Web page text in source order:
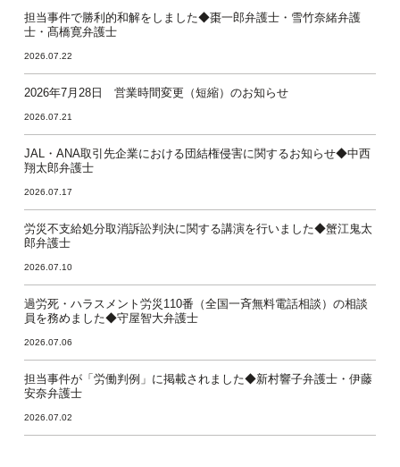
担当事件で勝利的和解をしました◆棗一郎弁護士・雪竹奈緒弁護
士・髙橋寛弁護士
2026.07.22
2026年7月28日 営業時間変更（短縮）のお知らせ
2026.07.21
JAL・ANA取引先企業における団結権侵害に関するお知らせ◆中西
翔太郎弁護士
2026.07.17
労災不支給処分取消訴訟判決に関する講演を行いました◆蟹江鬼太
郎弁護士
2026.07.10
過労死・ハラスメント労災110番（全国一斉無料電話相談）の相談
員を務めました◆守屋智大弁護士
2026.07.06
担当事件が「労働判例」に掲載されました◆新村響子弁護士・伊藤
安奈弁護士
2026.07.02